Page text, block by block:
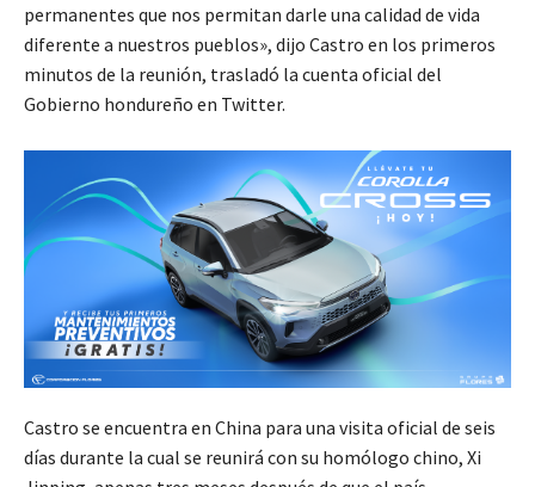
permanentes que nos permitan darle una calidad de vida
diferente a nuestros pueblos», dijo Castro en los primeros
minutos de la reunión, trasladó la cuenta oficial del
Gobierno hondureño en Twitter.
Castro se encuentra en China para una visita oficial de seis
días durante la cual se reunirá con su homólogo chino, Xi